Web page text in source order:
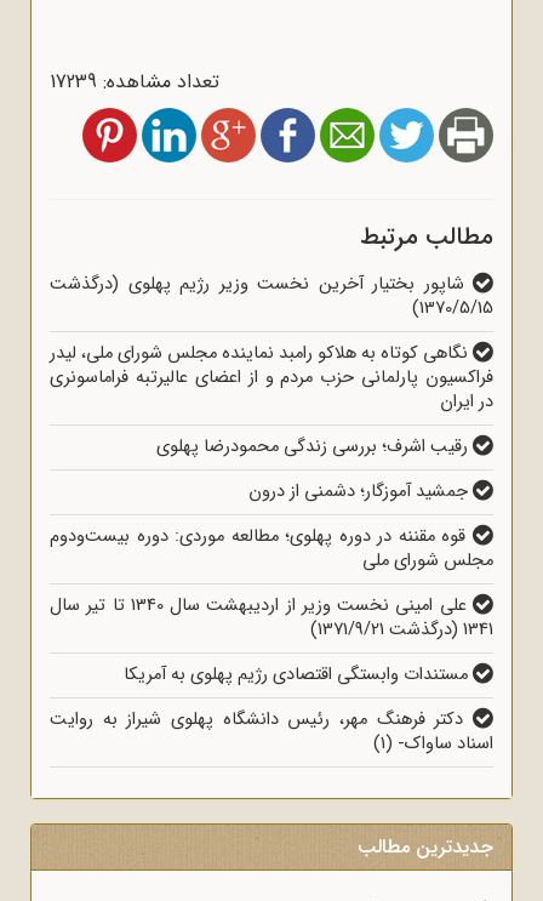
تعداد مشاهده: 17239
مطالب مرتبط
شاپور بختیار آخرین نخست وزیر رژیم پهلوی (درگذشت
1370/5/15)
نگاهی کوتاه به هلاکو رامبد نماینده مجلس شورای ملی، لیدر
فراکسیون پارلمانی حزب مردم و از اعضای عالیرتبه فراماسونری
در ایران
رقیب اشرف؛ بررسی زندگی محمودرضا پهلوی
جمشید آموزگار؛ دشمنی از درون
قوه مقننه در دوره پهلوی؛ مطالعه موردی: دوره بیست‌ودوم
مجلس شورای ملی
علی امینی نخست وزیر از اردیبهشت سال 1340 تا تیر سال
1341 (درگذشت 1371/9/21)
مستندات وابستگی اقتصادی رژیم پهلوی به آمریکا
دکتر فرهنگ مهر، رئیس دانشگاه پهلوی شیراز به روایت
اسناد ساواک- (1)
جدیدترین مطالب